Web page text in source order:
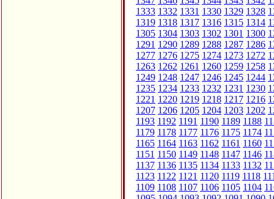
1333 1332 1331 1330 1329 1328
1319 1318 1317 1316 1315 1314
1305 1304 1303 1302 1301 1300
1291 1290 1289 1288 1287 1286
1277 1276 1275 1274 1273 1272
1263 1262 1261 1260 1259 1258
1249 1248 1247 1246 1245 1244
1235 1234 1233 1232 1231 1230
1221 1220 1219 1218 1217 1216
1207 1206 1205 1204 1203 1202
1193 1192 1191 1190 1189 1188
1179 1178 1177 1176 1175 1174
1165 1164 1163 1162 1161 1160
1151 1150 1149 1148 1147 1146
1137 1136 1135 1134 1133 1132
1123 1122 1121 1120 1119 1118
1109 1108 1107 1106 1105 1104